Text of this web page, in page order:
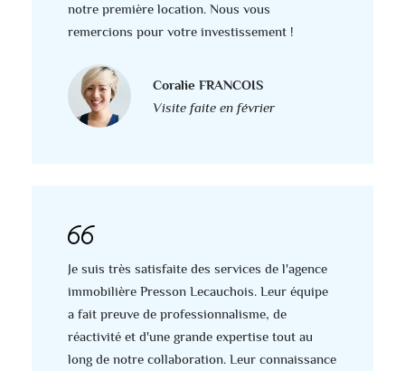
notre première location. Nous vous
remercions pour votre investissement !
Coralie FRANCOIS
Visite faite en février
Je suis très satisfaite des services de l'agence
immobilière Presson Lecauchois. Leur équipe
a fait preuve de professionnalisme, de
réactivité et d'une grande expertise tout au
long de notre collaboration. Leur connaissance